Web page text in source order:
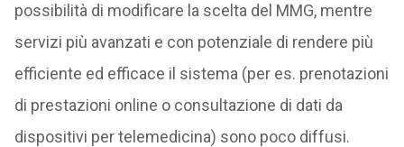
possibilità di modificare la scelta del MMG, mentre
servizi più avanzati e con potenziale di rendere più
efficiente ed efficace il sistema (per es. prenotazioni
di prestazioni online o consultazione di dati da
dispositivi per telemedicina) sono poco diffusi.